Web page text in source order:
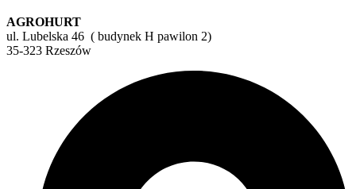
AGROHURT
ul. Lubelska 46 ( budynek H pawilon 2)
35-323 Rzeszów